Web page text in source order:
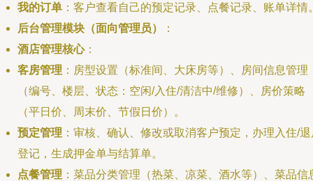
我的订单 ：客户查看自己的预定记录、点餐记录、账单详情
后台管理模块（面向管理员）
：
酒店管理核心：
客房管理 ：房型设置（标准间、大床房等）、房间信息管理
（编号、楼层、状态：空闲/入住/清洁中/维修）、房价策略
（平日价、周末价、节假日价）。
预定管理 ：审核、确认、修改或取消客户预定，办理入住/
登记，生成押金单与结算单。
点餐管理 ：菜品分类管理（热菜、凉菜、酒水等）、菜品信